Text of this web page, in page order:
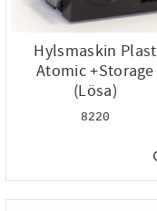
i favoriter
Hylsmaskin Plast
Atomic +Storage
(Lösa)
8220